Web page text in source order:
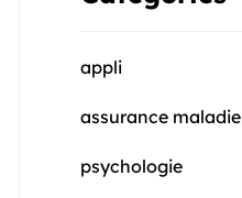
appli
assurance maladie
psychologie